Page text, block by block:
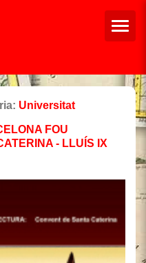
Universitat
FOU
- LLUÍS IX